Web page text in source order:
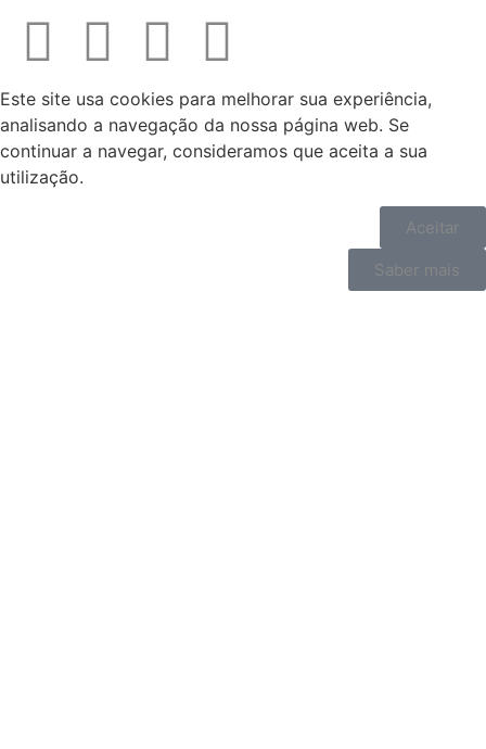
Este site usa cookies para melhorar sua experiência,
analisando a navegação da nossa página web. Se
continuar a navegar, consideramos que aceita a sua
utilização.
Aceitar
Saber mais